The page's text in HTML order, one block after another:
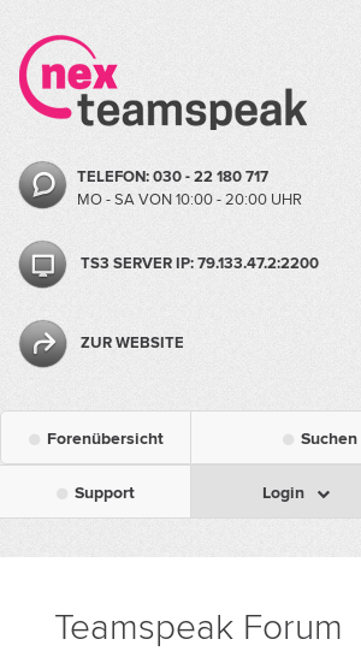
TELEFON: 030 - 22 180 717
MO - SA VON 10:00 - 20:00 UHR
TS3 SERVER IP: 79.133.47.2:2200
ZUR WEBSITE
Forenübersicht Suchen
Support Login
Teamspeak Forum